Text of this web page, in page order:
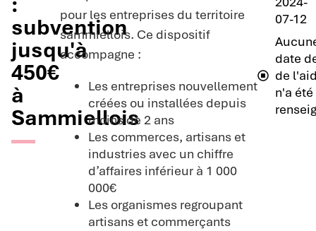
subvention
jusqu'à
450€
à
Sammiellois
pour les entreprises du territoire
sammiellois. Ce dispositif
accompagne :
Les entreprises nouvellement
créées ou installées depuis
moins de 2 ans
Les commerces, artisans et
industries avec un chiffre
d’affaires inférieur à 1 000
000€
Les organismes regroupant
artisans et commerçants
07-12
date
de
n'a été